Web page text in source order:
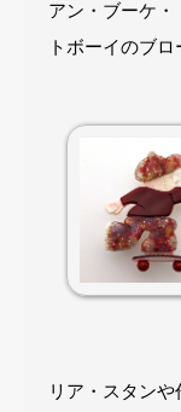
アン・ブーケ
トボーイのブ
リア・スタン